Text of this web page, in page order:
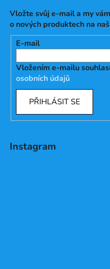
Vložte svůj e-mail a my
o nových produktech na
E-mail
Vložením e-mailu
osobních údajů
PŘIHLÁSIT SE
Instagram